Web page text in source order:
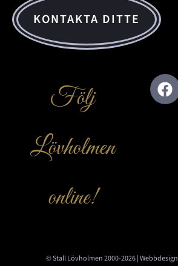
KONTAKTA DITTE
Följ
Lövholmen
online!
© Stall Lövholmen 2000-2026 | Webbdesign